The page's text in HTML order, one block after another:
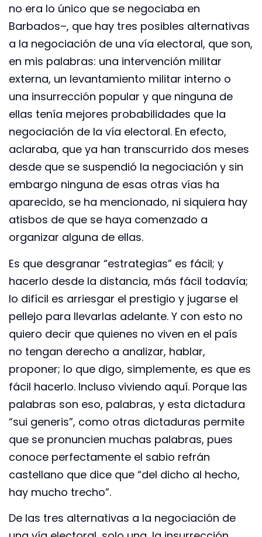
no era lo único que se negociaba en
Barbados–, que hay tres posibles alternativas
a la negociación de una vía electoral, que son,
en mis palabras: una intervención militar
externa, un levantamiento militar interno o
una insurrección popular y que ninguna de
ellas tenía mejores probabilidades que la
negociación de la vía electoral. En efecto,
aclaraba, que ya han transcurrido dos meses
desde que se suspendió la negociación y sin
embargo ninguna de esas otras vías ha
aparecido, se ha mencionado, ni siquiera hay
atisbos de que se haya comenzado a
organizar alguna de ellas.
Es que desgranar “estrategias” es fácil; y
hacerlo desde la distancia, más fácil todavía;
lo difícil es arriesgar el prestigio y jugarse el
pellejo para llevarlas adelante. Y con esto no
quiero decir que quienes no viven en el país
no tengan derecho a analizar, hablar,
proponer; lo que digo, simplemente, es que es
fácil hacerlo. Incluso viviendo aquí. Porque las
palabras son eso, palabras, y esta dictadura
“sui generis”, como otras dictaduras permite
que se pronuncien muchas palabras, pues
conoce perfectamente el sabio refrán
castellano que dice que “del dicho al hecho,
hay mucho trecho”.
De las tres alternativas a la negociación de